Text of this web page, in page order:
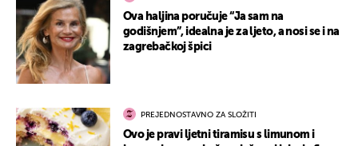
Ova haljina poručuje “Ja sam na
godišnjem”, idealna je za ljeto, a nosi se i na
zagrebačkoj špici
PREJEDNOSTAVNO ZA SLOŽITI
Ovo je pravi ljetni tiramisu s limunom i